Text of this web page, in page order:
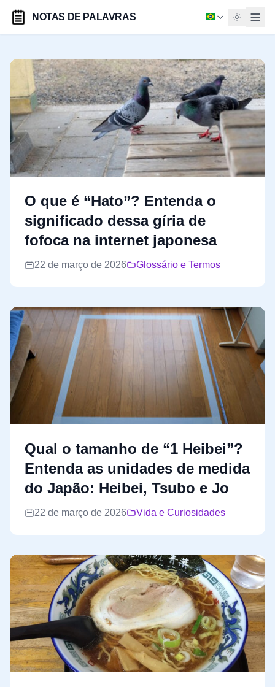
NOTAS DE PALAVRAS
O que é “Hato”? Entenda o
significado dessa gíria de
fofoca na internet japonesa
22 de março de 2026 Glossário e Termos
Qual o tamanho de “1 Heibei”?
Entenda as unidades de medida
do Japão: Heibei, Tsubo e Jo
22 de março de 2026 Vida e Curiosidades